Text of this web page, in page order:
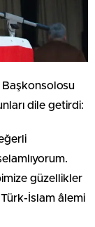
Başkonsolosu
dile getirdi:
güzellikler
İslam âlemi